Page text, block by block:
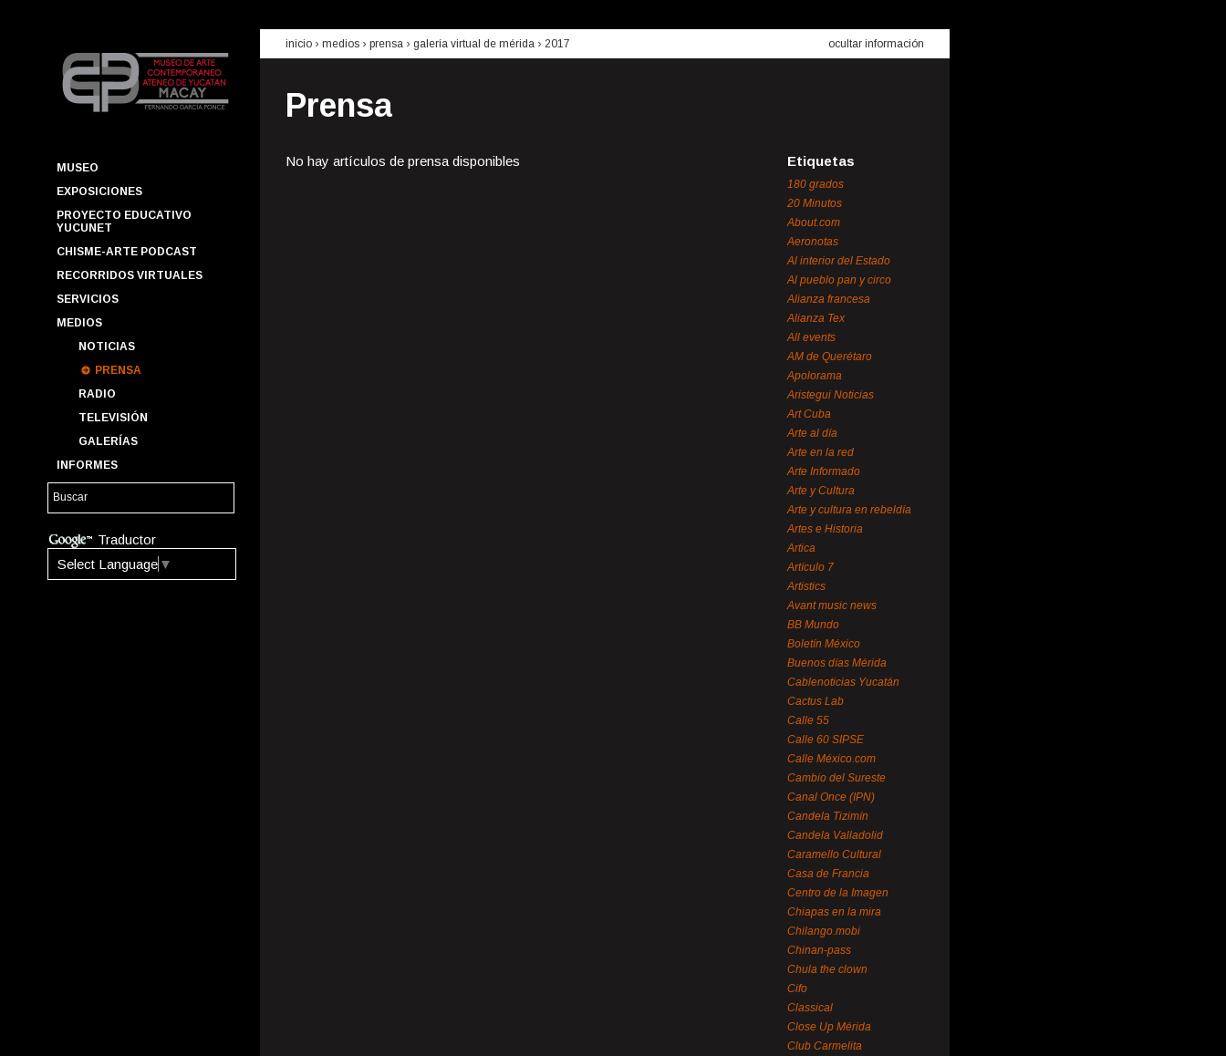
MUSEO
EXPOSICIONES
PROYECTO EDUCATIVO
YUCUNET
CHISME-ARTE PODCAST
RECORRIDOS VIRTUALES
SERVICIOS
MEDIOS
NOTICIAS
PRENSA
RADIO
TELEVISIÓN
GALERÍAS
INFORMES
Traductor
Select Language ▼
inicio › medios › prensa › galería virtual de mérida › 2017 ocultar información
Prensa
No hay artículos de prensa disponibles Etiquetas
180 grados
20 Minutos
About.com
Aeronotas
Al interior del Estado
Al pueblo pan y circo
Alianza francesa
Alianza Tex
All events
AM de Querétaro
Apolorama
Aristegui Noticias
Art Cuba
Arte al día
Arte en la red
Arte Informado
Arte y Cultura
Arte y cultura en rebeldía
Artes e Historia
Artica
Artículo 7
Artistics
Avant music news
BB Mundo
Boletín México
Buenos días Mérida
Cablenoticias Yucatán
Cactus Lab
Calle 55
Calle 60 SIPSE
Calle México.com
Cambio del Sureste
Canal Once (IPN)
Candela Tizimín
Candela Valladolid
Caramello Cultural
Casa de Francia
Centro de la Imagen
Chiapas en la mira
Chilango.mobi
Chinan-pass
Chula the clown
Cifo
Classical
Close Up Mérida
Club Carmelita